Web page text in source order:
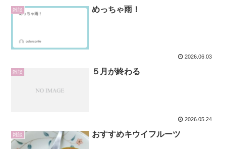
雑談 めっちゃ雨！
2026.06.03
雑談 ５月が終わる
2026.05.24
雑談 おすすめキウイフルーツ